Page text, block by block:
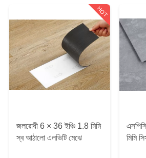
FILE
SPECIFIED.
খবর
জন্য
আবেদন
HOT
জলরোধী 6 × 36 ইঞ্চি 1.8 মিমি
স্ব আঠালো এলভিটি মেঝে
মিমি